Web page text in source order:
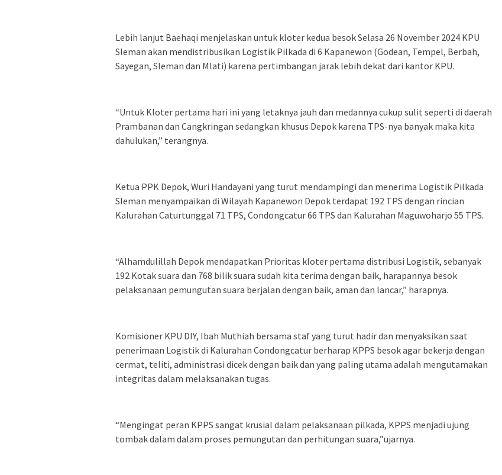
Lebih lanjut Baehaqi menjelaskan untuk kloter kedua besok Selasa 26 November 2024 KPU
Sleman akan mendistribusikan Logistik Pilkada di 6 Kapanewon (Godean, Tempel, Berbah,
Sayegan, Sleman dan Mlati) karena pertimbangan jarak lebih dekat dari kantor KPU.
“Untuk Kloter pertama hari ini yang letaknya jauh dan medannya cukup sulit seperti di daerah
Prambanan dan Cangkringan sedangkan khusus Depok karena TPS-nya banyak maka kita
dahulukan,” terangnya.
Ketua PPK Depok, Wuri Handayani yang turut mendampingi dan menerima Logistik Pilkada
Sleman menyampaikan di Wilayah Kapanewon Depok terdapat 192 TPS dengan rincian
Kalurahan Caturtunggal 71 TPS, Condongcatur 66 TPS dan Kalurahan Maguwoharjo 55 TPS.
“Alhamdulillah Depok mendapatkan Prioritas kloter pertama distribusi Logistik, sebanyak
192 Kotak suara dan 768 bilik suara sudah kita terima dengan baik, harapannya besok
pelaksanaan pemungutan suara berjalan dengan baik, aman dan lancar,” harapnya.
Komisioner KPU DIY, Ibah Muthiah bersama staf yang turut hadir dan menyaksikan saat
penerimaan Logistik di Kalurahan Condongcatur berharap KPPS besok agar bekerja dengan
cermat, teliti, administrasi dicek dengan baik dan yang paling utama adalah mengutamakan
integritas dalam melaksanakan tugas.
“Mengingat peran KPPS sangat krusial dalam pelaksanaan pilkada, KPPS menjadi ujung
tombak dalam dalam proses pemungutan dan perhitungan suara,”ujarnya.